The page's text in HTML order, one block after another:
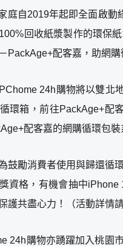
庭自2019年起即全面啟
回收紙漿製作的環保
PackAge+配客嘉，助網購
24h購物將以雙北
環箱，前往PackAge+配
配客嘉的網購循環包
鼓勵消費者使用與歸還循
資格，有機會抽中
護共盡心力！
（活動詳情
24h購物亦踴躍加入桃園